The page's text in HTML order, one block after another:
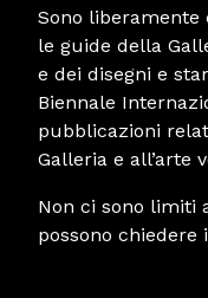
Sono liberamente
le guide della
e dei disegni e
Biennale
pubblicazioni
Galleria e all’arte
Non ci sono limiti
possono chiedere